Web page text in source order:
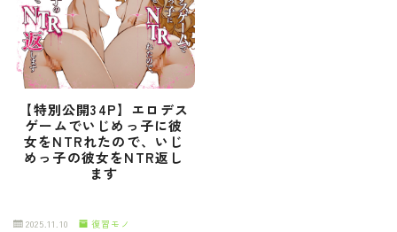
【特別公開34P】エロデス
ゲームでいじめっ子に彼
女をNTRれたので、いじ
めっ子の彼女をNTR返し
ます
2025.11.10 復習モノ